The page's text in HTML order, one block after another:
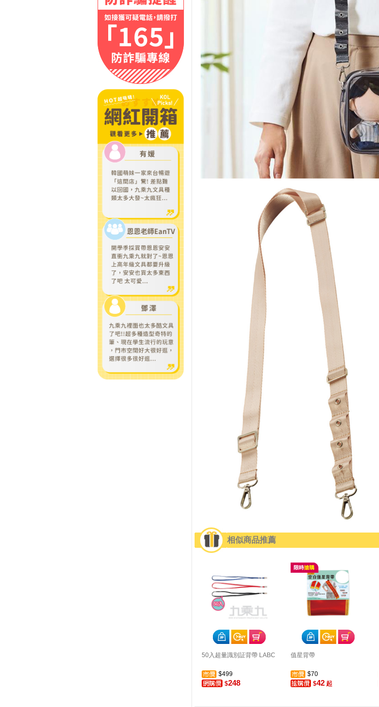
相似商品推薦
50入超量識別証背帶 LABC
$499
$248
值星背帶
$70
$42起